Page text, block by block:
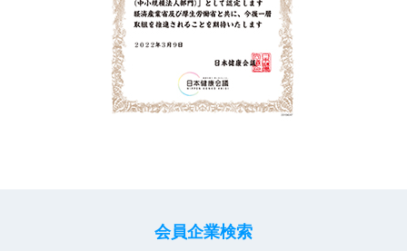
会員企業検索